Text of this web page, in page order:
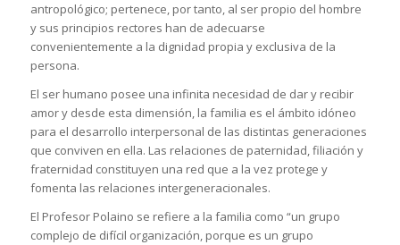
antropológico; pertenece, por tanto, al ser propio del hombre
y sus principios rectores han de adecuarse
convenientemente a la dignidad propia y exclusiva de la
persona.
El ser humano posee una infinita necesidad de dar y recibir
amor y desde esta dimensión, la familia es el ámbito idóneo
para el desarrollo interpersonal de las distintas generaciones
que conviven en ella. Las relaciones de paternidad, filiación y
fraternidad constituyen una red que a la vez protege y
fomenta las relaciones intergeneracionales.
El Profesor Polaino se refiere a la familia como “un grupo
complejo de difícil organización, porque es un grupo